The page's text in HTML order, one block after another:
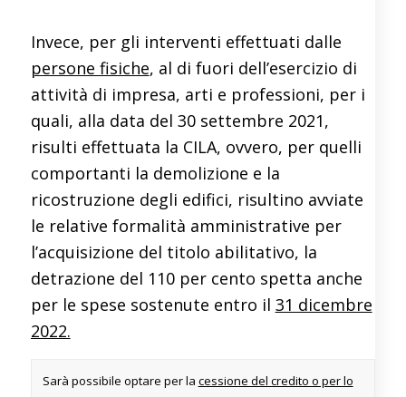
Invece, per gli interventi effettuati dalle
persone fisiche, al di fuori dell’esercizio di
attività di impresa, arti e professioni, per i
quali, alla data del 30 settembre 2021,
risulti effettuata la CILA, ovvero, per quelli
comportanti la demolizione e la
ricostruzione degli edifici, risultino avviate
le relative formalità amministrative per
l’acquisizione del titolo abilitativo, la
detrazione del 110 per cento spetta anche
per le spese sostenute entro il 31 dicembre
2022.
Sarà possibile optare per la cessione del credito o per lo